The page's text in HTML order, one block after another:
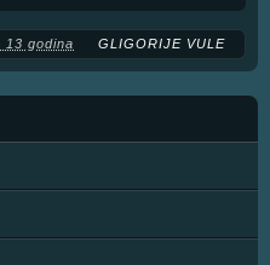
13 godina GLIGORIJE VULE